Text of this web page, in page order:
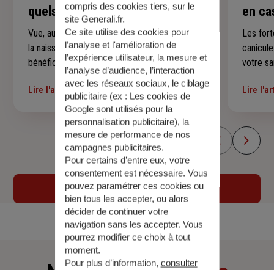
quels examens et à quel âge ?
Vue, audition, dents, croissance, vaccins… De
la naissance à ses 16 ans, votre enfant
bénéficie de rendez-vous médicaux qui
suivent son développement à chaque étape.
Voici un repère simple pour savoir quels
examens sont prévus, à quel âge et
comment vous y préparer sereinement —
sans rien laisser passer.
Lire l'article
en
Les
votre
Lire
Voir tous les articles
compris des cookies tiers, sur le
site Generali.fr.
Ce site utilise des cookies pour
l’analyse et l'amélioration de
l’expérience utilisateur, la mesure et
l’analyse d’audience, l’interaction
avec les réseaux sociaux, le ciblage
publicitaire (ex : Les cookies de
Google sont utilisés pour la
personnalisation publicitaire), la
mesure de performance de nos
campagnes publicitaires.
Pour certains d’entre eux, votre
consentement est nécessaire. Vous
pouvez paramétrer ces cookies ou
bien tous les accepter, ou alors
décider de continuer votre
navigation sans les accepter. Vous
pourrez modifier ce choix à tout
moment.
Pour plus d’information, consulter